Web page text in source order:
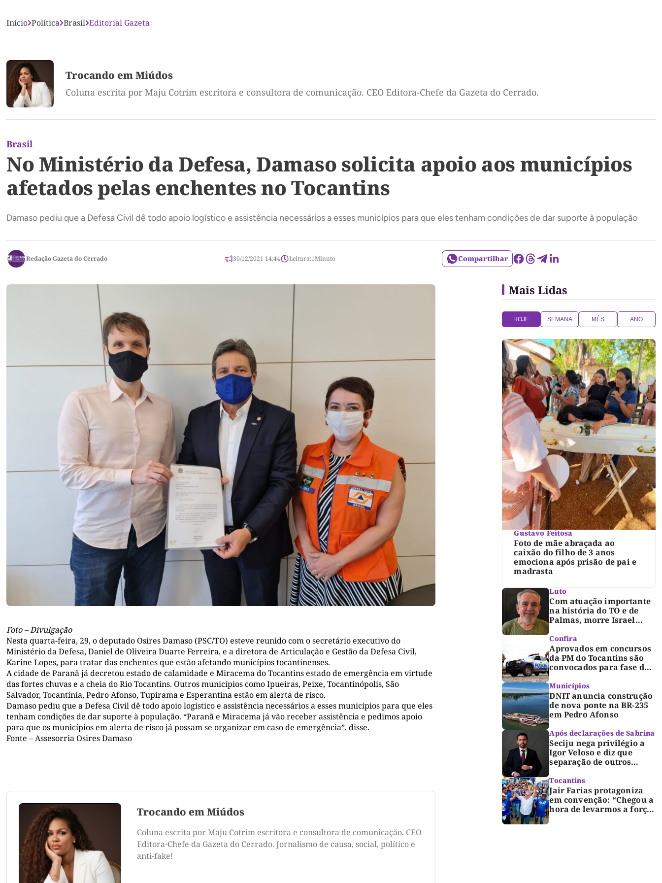
Início Política Brasil Editorial Gazeta
Trocando em Miúdos
Coluna escrita por Maju Cotrim escritora e consultora de comunicação. CEO Editora-Chefe da Gazeta do Cerrado.
Brasil
No Ministério da Defesa, Damaso solicita apoio aos municípios
afetados pelas enchentes no Tocantins
Damaso pediu que a Defesa Civil dê todo apoio logístico e assistência necessários a esses municípios para que eles tenham condições de dar suporte à população
Redação Gazeta do Cerrado 30/12/2021 14:44 Leitura:1Minuto Compartilhar
Foto – Divulgação
Nesta quarta-feira, 29, o deputado Osires Damaso (PSC/TO) esteve reunido com o secretário executivo do
Ministério da Defesa, Daniel de Oliveira Duarte Ferreira, e a diretora de Articulação e Gestão da Defesa Civil,
Karine Lopes, para tratar das enchentes que estão afetando municípios tocantinenses.
A cidade de Paranã já decretou estado de calamidade e Miracema do Tocantins estado de emergência em virtude
das fortes chuvas e a cheia do Rio Tocantins. Outros municípios como Ipueiras, Peixe, Tocantinópolis, São
Salvador, Tocantínia, Pedro Afonso, Tupirama e Esperantina estão em alerta de risco.
Damaso pediu que a Defesa Civil dê todo apoio logístico e assistência necessários a esses municípios para que eles
tenham condições de dar suporte à população. “Paranã e Miracema já vão receber assistência e pedimos apoio
para que os municípios em alerta de risco já possam se organizar em caso de emergência”, disse.
Fonte – Assesorria Osires Damaso
Trocando em Miúdos
Coluna escrita por Maju Cotrim escritora e consultora de comunicação. CEO
Editora-Chefe da Gazeta do Cerrado. Jornalismo de causa, social, político e
anti-fake!
Mais Lidas
HOJE SEMANA MÊS ANO
Gustavo Feitosa
Foto de mãe abraçada ao
caixão do filho de 3 anos
emociona após prisão de pai e
madrasta
Luto
Com atuação importante
na história do TO e de
Palmas, morre Israel
luto oficial de três dias
Confira
Aprovados em concursos
da PM do Tocantins são
convocados para fase de
Municípios
DNIT anuncia construção
de nova ponte na BR-235
em Pedro Afonso
Após declarações de Sabrina
Seciju nega privilégio a
Igor Veloso e diz que
separação de outros
segurança
Tocantins
Jair Farias protagoniza
em convenção: “Chegou a
hora de levarmos a força